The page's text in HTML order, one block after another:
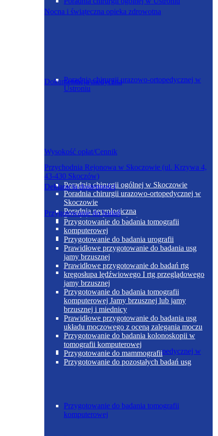
Poradnia chirurgii urazowo-ortopedycznej w
Ustroniu
Przychodnia Rejonowa w Skoczowie (ul. Krzywa 4,
43-430 Skoczów)
Poradnia chirurgii ogólnej w Skoczowie
Poradnia chirurgii urazowo-ortopedycznej w
Skoczowie
Poradnia neurologiczna
Poradnia otolaryngologiczna
Poradnia chirurgii ogólnej w Skoczowie
Poradnia chirurgii urazowo-ortopedycznej w
Skoczowie
Nocna i świąteczna opieka zdrowotna
Dokumentacja medyczna
Wysokość opłat/Cennik
Deklaracja dostępności
Przygotowanie do badań
Przygotowanie do badania tomografii
komputerowej
Przygotowanie do badania urografii
Prawidłowe przygotowanie do badania usg
jamy brzusznej
Prawidłowe przygotowanie do badań rtg
kręgosłupa lędźwiowego I rtg przeglądowego
jamy brzusznej
Przygotowanie do badania tomografii
komputerowej Jamy brzusznej lub jamy
brzusznej i miednicy
Prawidłowe przygotowanie do badania usg
układu moczowego z oceną zalegania moczu
Przygotowanie do badania kolonoskopii w
tomografii komputerowej
Przygotowanie do mammografii
Przygotowanie do pozostałych badań usg
Przygotowanie do badania tomografii
komputerowej